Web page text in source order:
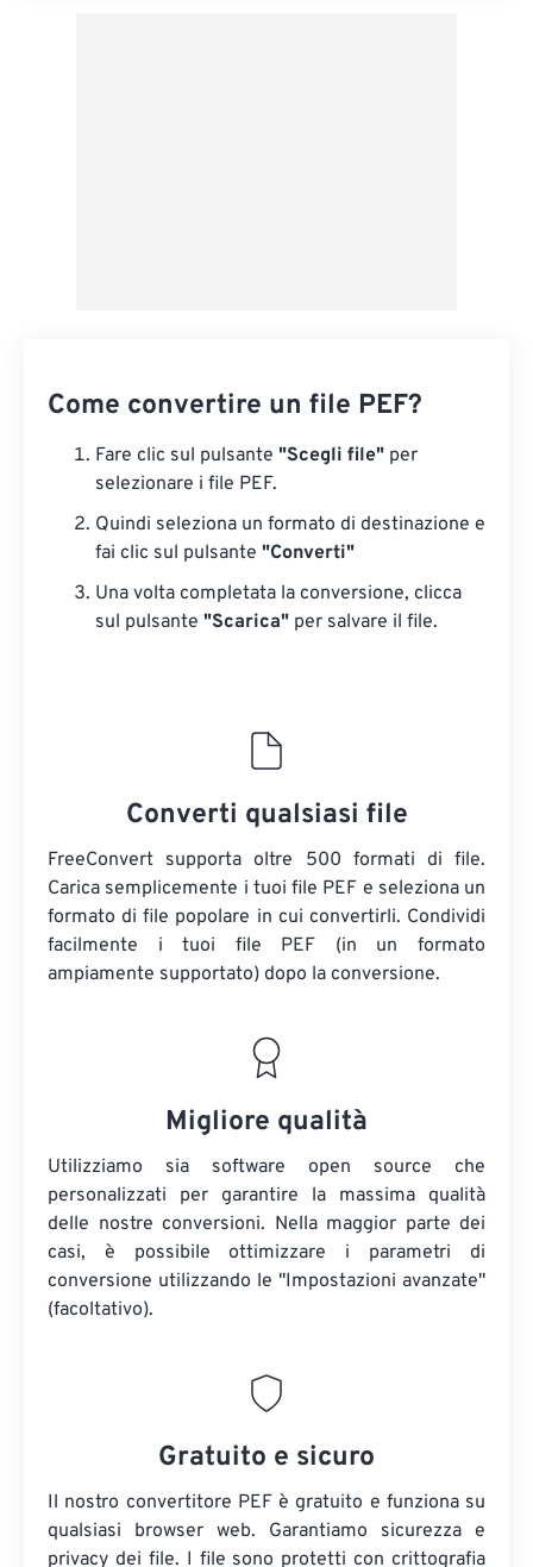
Come convertire un file PEF?
Fare clic sul pulsante "Scegli file" per
selezionare i file PEF.
Quindi seleziona un formato di destinazione e
fai clic sul pulsante "Converti"
Una volta completata la conversione, clicca
sul pulsante "Scarica" ​​per salvare il file.
Converti qualsiasi file
FreeConvert supporta oltre 500 formati di file.
Carica semplicemente i tuoi file PEF e seleziona un
formato di file popolare in cui convertirli. Condividi
facilmente i tuoi file PEF (in un formato
ampiamente supportato) dopo la conversione.
Migliore qualità
Utilizziamo sia software open source che
personalizzati per garantire la massima qualità
delle nostre conversioni. Nella maggior parte dei
casi, è possibile ottimizzare i parametri di
conversione utilizzando le "Impostazioni avanzate"
(facoltativo).
Gratuito e sicuro
Il nostro convertitore PEF è gratuito e funziona su
qualsiasi browser web. Garantiamo sicurezza e
privacy dei file. I file sono protetti con crittografia